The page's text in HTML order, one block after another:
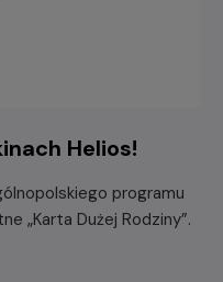
Helios!
programu
„Karta Dużej Rodziny”.